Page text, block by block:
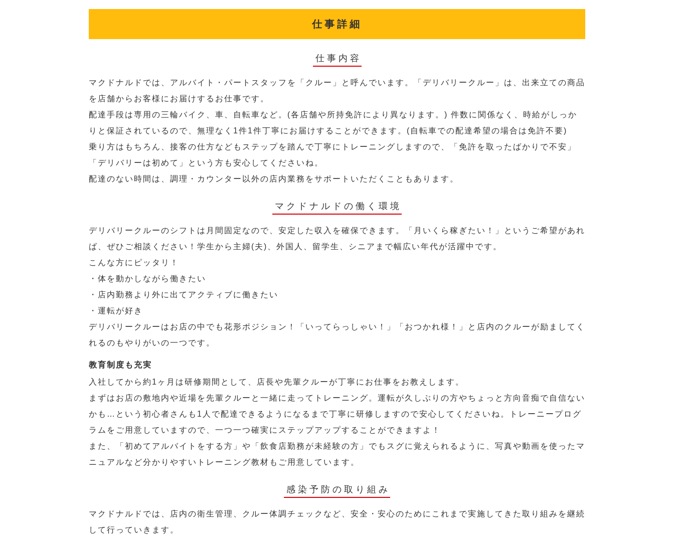
仕事詳細
仕事内容
マクドナルドでは、アルバイト・パートスタッフを「クルー」と呼んでいます。「デリバリークルー」は、出来立ての商品
を店舗からお客様にお届けするお仕事です。
配達手段は専用の三輪バイク、車、自転車など。(各店舗や所持免許により異なります。) 件数に関係なく、時給がしっか
りと保証されているので、無理なく1件1件丁寧にお届けすることができます。(自転車での配達希望の場合は免許不要)
乗り方はもちろん、接客の仕方などもステップを踏んで丁寧にトレーニングしますので、「免許を取ったばかりで不安」
「デリバリーは初めて」という方も安心してくださいね。
配達のない時間は、調理・カウンター以外の店内業務をサポートいただくこともあります。
マクドナルドの働く環境
デリバリークルーのシフトは月間固定なので、安定した収入を確保できます。「月いくら稼ぎたい！」というご希望があれ
ば、ぜひご相談ください！学生から主婦(夫)、外国人、留学生、シニアまで幅広い年代が活躍中です。
こんな方にピッタリ！
・体を動かしながら働きたい
・店内勤務より外に出てアクティブに働きたい
・運転が好き
デリバリークルーはお店の中でも花形ポジション！「いってらっしゃい！」「おつかれ様！」と店内のクルーが励ましてく
れるのもやりがいの一つです。
教育制度も充実
入社してから約1ヶ月は研修期間として、店長や先輩クルーが丁寧にお仕事をお教えします。
まずはお店の敷地内や近場を先輩クルーと一緒に走ってトレーニング。運転が久しぶりの方やちょっと方向音痴で自信ない
かも…という初心者さんも1人で配達できるようになるまで丁寧に研修しますので安心してくださいね。トレーニープログ
ラムをご用意していますので、一つ一つ確実にステップアップすることができますよ！
また、「初めてアルバイトをする方」や「飲食店勤務が未経験の方」でもスグに覚えられるように、写真や動画を使ったマ
ニュアルなど分かりやすいトレーニング教材もご用意しています。
感染予防の取り組み
マクドナルドでは、店内の衛生管理、クルー体調チェックなど、安全・安心のためにこれまで実施してきた取り組みを継続
して行っていきます。